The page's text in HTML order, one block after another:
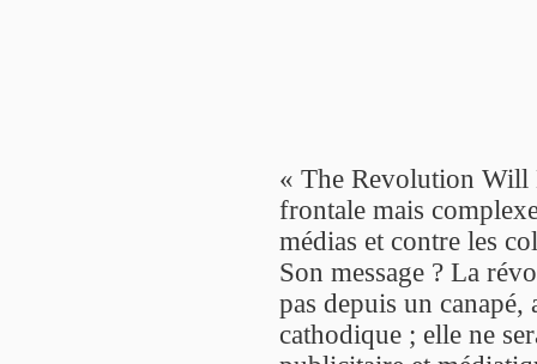
« The Revolution Will
frontale mais
médias et contre les
Son message ? La
pas depuis un
cathodique ; elle ne